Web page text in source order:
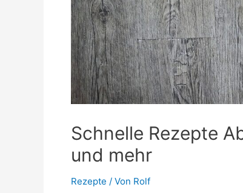
Schnelle Rezepte
und mehr
Rezepte / Von Rolf